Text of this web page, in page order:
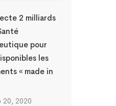
2 milliards
pour
les
« made in
20, 2020